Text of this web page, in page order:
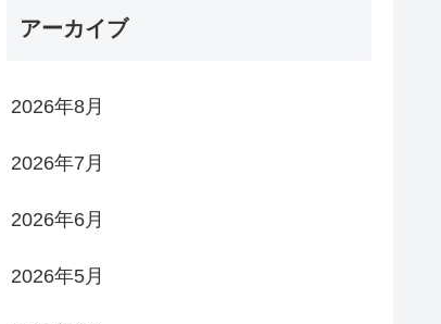
アーカイブ
2026年8月
2026年7月
2026年6月
2026年5月